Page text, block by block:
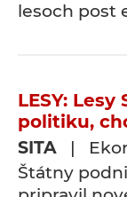
lesoch post
LESY:
politiku,
SITA |
Štátny